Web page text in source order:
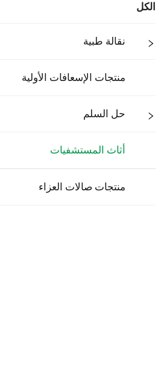
الكل
نقالة طبية
منتجات الإسعافات الأولية
حل السلم
أثاث المستشفيات
منتجات صالات العزاء